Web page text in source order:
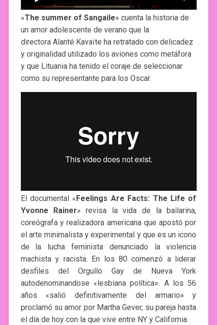
«The summer of Sangaile» cuenta la historia de
un amor adolescente de verano que la
directora Alanté Kavaïte ha retratado con delicadez
y originalidad utilizado los aviones como metáfora
y que Lituania ha tenido el coraje de seleccionar
como su representante para los Oscar.
El documental « Feelings Are Facts: The Life of
Yvonne Rainer»revisa la vida de la bailarina,
coreógrafa y realizadora americana que apostó por
el arte minimalista y experimental y que es un icono
de la lucha feminista denunciado la violencia
machista y racista. En los 80 comenzó a liderar
desfiles del Orgullo Gay de Nueva York
autodenominandose «lesbiana política». A los 56
años «salió definitivamente del armario» y
proclamó su amor por Martha Gever, su pareja hasta
el día de hoy con la que vive entre NY y California.